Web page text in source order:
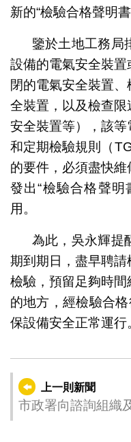
新的“檢驗合格聲明書
鑒於土地工務局
設備的電氣安全裝
閉的電氣安全裝置
全裝置，以及檢查
安全裝置等），該
和定期檢驗規則（
的要件，必須盡快
發出“檢驗合格聲明
用。
為此，吳永輝提
期到期日，盡早聘
檢驗，預留足夠時
的地方，經檢驗合
保設備安全正常運行
上一則新聞
市政署向諮詢組織